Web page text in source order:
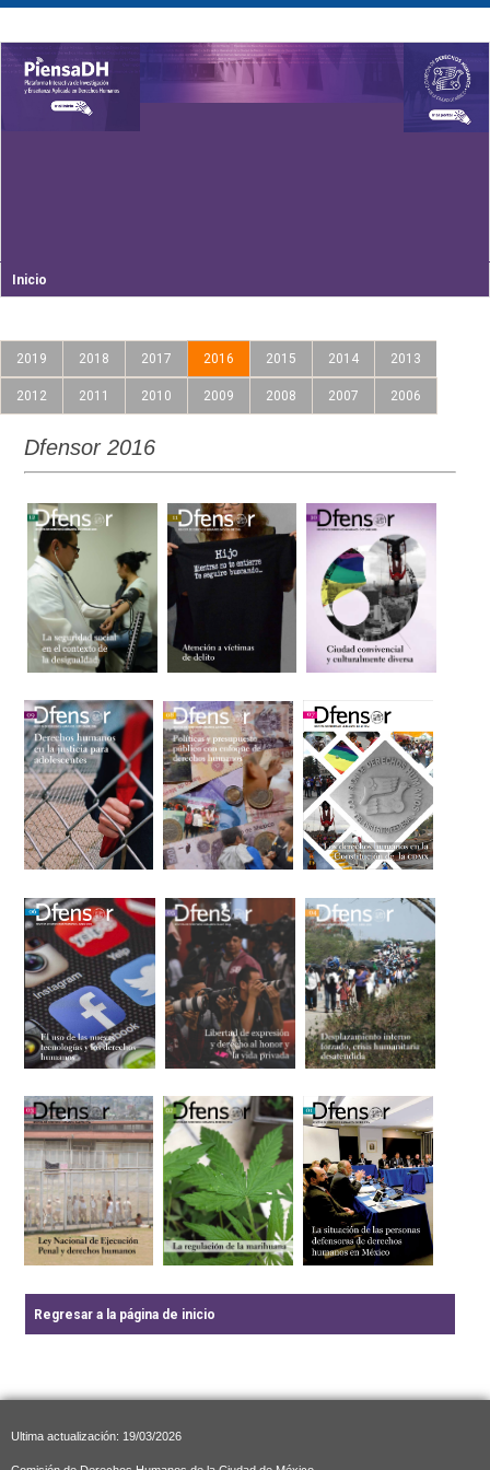
Inicio
2019 2018 2017 2016 2015 2014 2013
2012 2011 2010 2009 2008 2007 2006
Dfensor 2016
Regresar a la página de inicio
Ultima actualización: 19/03/2026